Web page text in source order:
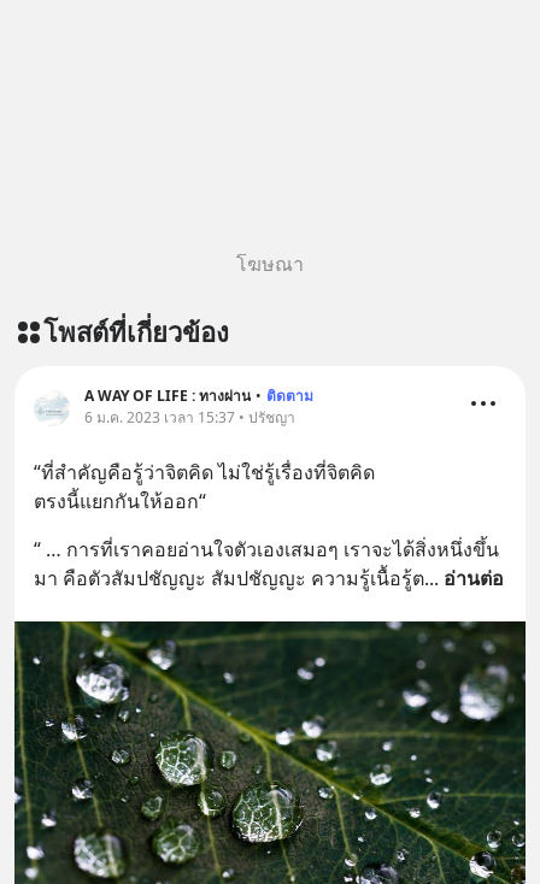
========================= 📣
เครียด หลับยาก ผมอยากแนะนำ
บรรเทาความเครียด ลดความวิตกกังวล
เพิ่มการผ่อนคลาย ซึ่งช่วยให้การนอน
หลับมีประสิทธิภาพมากยิ่งขึ้น 📍 สนใจ
สั่งซื้อสินค้า Diip CBD 💬 LINE :
@diipgeek 🔗 หรือกดลิงก์
https://lin.ee/U91Fzyz
โฆษณา
โพสต์ที่เกี่ยวข้อง
A WAY OF LIFE : ทางผ่าน • ติดตาม
6 ม.ค. 2023 เวลา 15:37 • ปรัชญา
“ที่สำคัญคือรู้ว่าจิตคิด ไม่ใช่รู้เรื่องที่จิตคิด
ตรงนี้แยกกันให้ออก“
“ … การที่เราคอยอ่านใจตัวเองเสมอๆ เราจะได้สิ่งหนึ่งขึ้น
มา คือตัวสัมปชัญญะ สัมปชัญญะ ความรู้เนื้อรู้ต... อ่านต่อ